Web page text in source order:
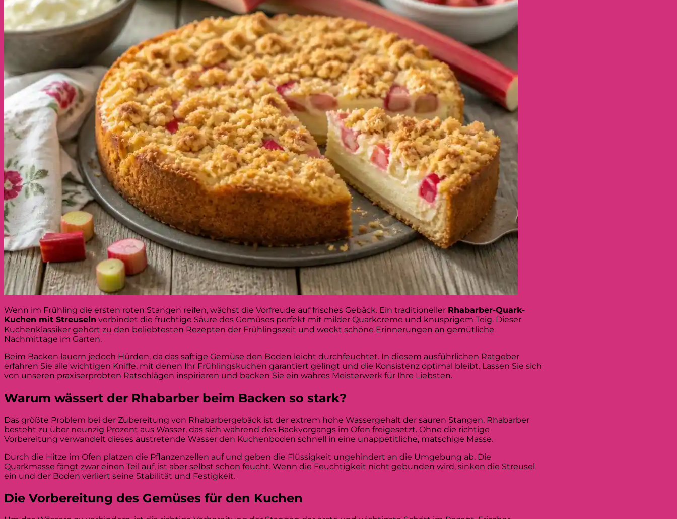
Wenn im Frühling die ersten roten Stangen reifen, wächst die Vorfreude auf frisches Gebäck. Ein traditioneller Rhabarber-Quark-
Kuchen mit Streuseln verbindet die fruchtige Säure des Gemüses perfekt mit milder Quarkcreme und knusprigem Teig. Dieser
Kuchenklassiker gehört zu den beliebtesten Rezepten der Frühlingszeit und weckt schöne Erinnerungen an gemütliche
Nachmittage im Garten.
Beim Backen lauern jedoch Hürden, da das saftige Gemüse den Boden leicht durchfeuchtet. In diesem ausführlichen Ratgeber
erfahren Sie alle wichtigen Kniffe, mit denen Ihr Frühlingskuchen garantiert gelingt und die Konsistenz optimal bleibt. Lassen Sie sich
von unseren praxiserprobten Ratschlägen inspirieren und backen Sie ein wahres Meisterwerk für Ihre Liebsten.
Warum wässert der Rhabarber beim Backen so stark?
Das größte Problem bei der Zubereitung von Rhabarbergebäck ist der extrem hohe Wassergehalt der sauren Stangen. Rhabarber
besteht zu über neunzig Prozent aus Wasser, das sich während des Backvorgangs im Ofen freigesetzt. Ohne die richtige
Vorbereitung verwandelt dieses austretende Wasser den Kuchenboden schnell in eine unappetitliche, matschige Masse.
Durch die Hitze im Ofen platzen die Pflanzenzellen auf und geben die Flüssigkeit ungehindert an die Umgebung ab. Die
Quarkmasse fängt zwar einen Teil auf, ist aber selbst schon feucht. Wenn die Feuchtigkeit nicht gebunden wird, sinken die Streusel
ein und der Boden verliert seine Stabilität und Festigkeit.
Die Vorbereitung des Gemüses für den Kuchen